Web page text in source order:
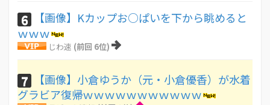
6
【画像】Kカップお○ぱいを下から眺めると
ｗｗｗ
じわ速 (前回 6位)
7
【画像】小倉ゆうか（元・小倉優香）が水着
グラビア復帰ｗｗｗｗｗｗｗｗｗｗｗ